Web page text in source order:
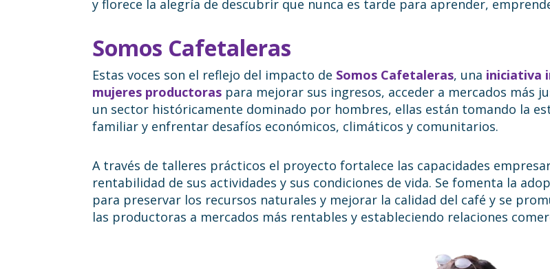
y florece la alegría de descubrir que nunca es tarde para aprender,
Somos Cafetaleras
Estas voces son el reflejo del impacto de Somos Cafetaleras, una iniciativa
mujeres productoras para mejorar sus ingresos, acceder a mercados más
un sector históricamente dominado por hombres, ellas están tomando la
familiar y enfrentar desafíos económicos, climáticos y comunitarios.
A través de talleres prácticos el proyecto fortalece las capacidades
rentabilidad de sus actividades y sus condiciones de vida. Se fomenta la
para preservar los recursos naturales y mejorar la calidad del café y se
las productoras a mercados más rentables y estableciendo relaciones